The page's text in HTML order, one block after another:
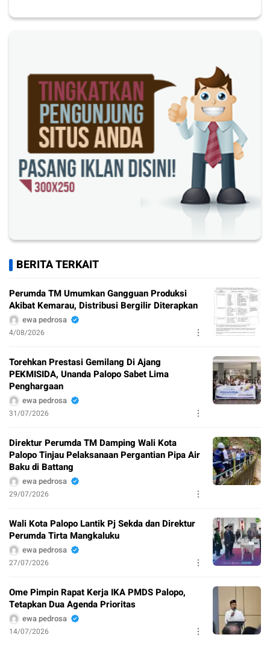
BERITA TERKAIT
Perumda TM Umumkan Gangguan Produksi
Akibat Kemarau, Distribusi Bergilir Diterapkan
ewa pedrosa
4/08/2026
Torehkan Prestasi Gemilang Di Ajang
PEKMISIDA, Unanda Palopo Sabet Lima
Penghargaan
ewa pedrosa
31/07/2026
Direktur Perumda TM Damping Wali Kota
Palopo Tinjau Pelaksanaan Pergantian Pipa Air
Baku di Battang
ewa pedrosa
29/07/2026
Wali Kota Palopo Lantik Pj Sekda dan Direktur
Perumda Tirta Mangkaluku
ewa pedrosa
27/07/2026
Ome Pimpin Rapat Kerja IKA PMDS Palopo,
Tetapkan Dua Agenda Prioritas
ewa pedrosa
14/07/2026